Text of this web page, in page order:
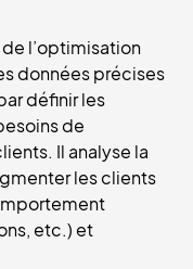
l’optimisation
données précises
définir les
de
Il analyse la
les clients
etc.) et